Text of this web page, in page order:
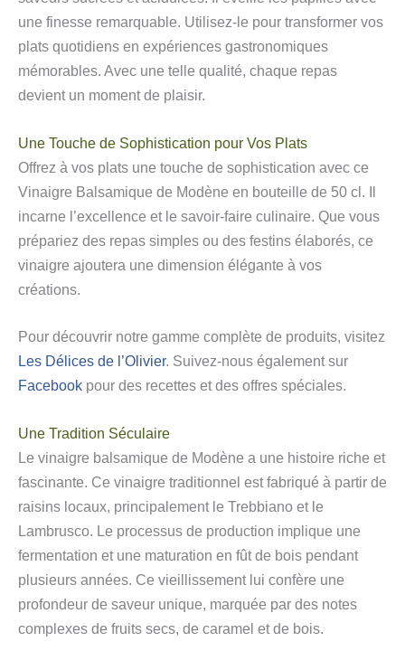
une finesse remarquable. Utilisez-le pour transformer vos
plats quotidiens en expériences gastronomiques
mémorables. Avec une telle qualité, chaque repas
devient un moment de plaisir.
Une Touche de Sophistication pour Vos Plats
Offrez à vos plats une touche de sophistication avec ce
Vinaigre Balsamique de Modène en bouteille de 50 cl. Il
incarne l’excellence et le savoir-faire culinaire. Que vous
prépariez des repas simples ou des festins élaborés, ce
vinaigre ajoutera une dimension élégante à vos
créations.
Pour découvrir notre gamme complète de produits, visitez
Les Délices de l’Olivier. Suivez-nous également sur
Facebook pour des recettes et des offres spéciales.
Une Tradition Séculaire
Le vinaigre balsamique de Modène a une histoire riche et
fascinante. Ce vinaigre traditionnel est fabriqué à partir de
raisins locaux, principalement le Trebbiano et le
Lambrusco. Le processus de production implique une
fermentation et une maturation en fût de bois pendant
plusieurs années. Ce vieillissement lui confère une
profondeur de saveur unique, marquée par des notes
complexes de fruits secs, de caramel et de bois.